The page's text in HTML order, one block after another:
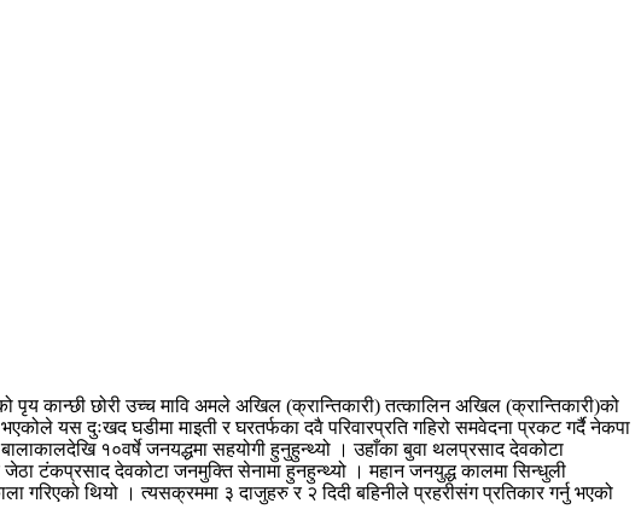
कान्छी छोरी उच्च मावि अमले अखिल (क्रान्तिकारी) तत्कालिन अखिल (क्रान्तिकारी)को
यस दुःखद घडीमा माइती र घरतर्फका दवै परिवारप्रति गहिरो समवेदना प्रकट गर्दै नेकपा
बालाकालदेखि १०वर्षे जनयद्धमा सहयोगी हुनुहुन्थ्यो । उहाँका बुवा थलप्रसाद देवकोटा
टंकप्रसाद देवकोटा जनमुक्ति सेनामा हुनहुन्थ्यो । महान जनयुद्ध कालमा सिन्धुली
गरिएको थियो । त्यसक्रममा ३ दाजुहरु र २ दिदी बहिनीले प्रहरीसंग प्रतिकार गर्नु भएको